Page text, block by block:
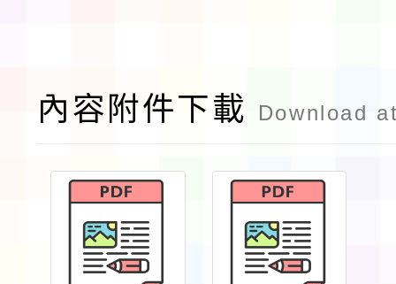
內容附件下載 Download